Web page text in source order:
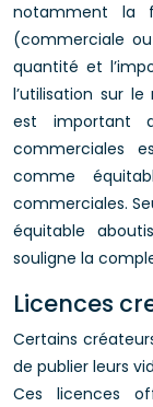
notamment la
(commerciale
quantité et
l’utilisation sur
est important
commerciales
comme
commerciales.
équitable
souligne la
Licences
Certains
de publier leurs
Ces licences